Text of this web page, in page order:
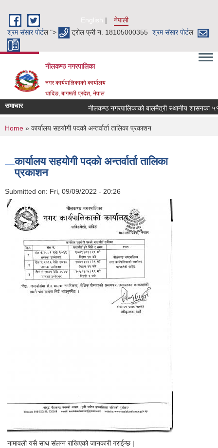
English
नेपाली
श्रम संसार पाेर्टल "> ट्रोल फ्री न. 18105000355 श्रम संसार पाेर्टल
नीलकण्ठ नगरपालिका
नगर कार्यपालिकाको कार्यालय
धादिङ, बागमती प्रदेश, नेपाल
समाचार नीलकण्ठ नगरपालिकाको बालमैत्री स्थानीय शासनका ५१
You are here
Home » कार्यालय सहयोगी पदको अन्तर्वार्ता तालिका प्रकाशन
कार्यालय सहयोगी पदको अन्तर्वार्ता तालिका
प्रकाशन
Submitted on: Fri, 09/09/2022 - 20:26
नामावली यसै साथ संलग्न राखिएको जानकारी गराईन्छ |